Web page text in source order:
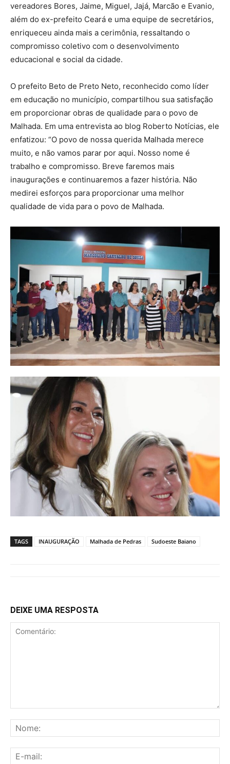
vereadores Bores, Jaime, Miguel, Jajá, Marcão e Evanio,
além do ex-prefeito Ceará e uma equipe de secretários,
enriqueceu ainda mais a cerimônia, ressaltando o
compromisso coletivo com o desenvolvimento
educacional e social da cidade.
O prefeito Beto de Preto Neto, reconhecido como líder
em educação no município, compartilhou sua satisfação
em proporcionar obras de qualidade para o povo de
Malhada. Em uma entrevista ao blog Roberto Notícias, ele
enfatizou: “O povo de nossa querida Malhada merece
muito, e não vamos parar por aqui. Nosso nome é
trabalho e compromisso. Breve faremos mais
inaugurações e continuaremos a fazer história. Não
medirei esforços para proporcionar uma melhor
qualidade de vida para o povo de Malhada.
TAGS INAUGURAÇÃO Malhada de Pedras Sudoeste Baiano
DEIXE UMA RESPOSTA